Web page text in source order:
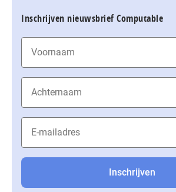
Inschrijven nieuwsbrief Computable